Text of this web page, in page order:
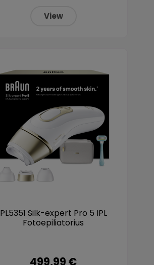
View
PL5351 Silk-expert Pro 5 IPL
Fotoepiliatorius
499,99 €